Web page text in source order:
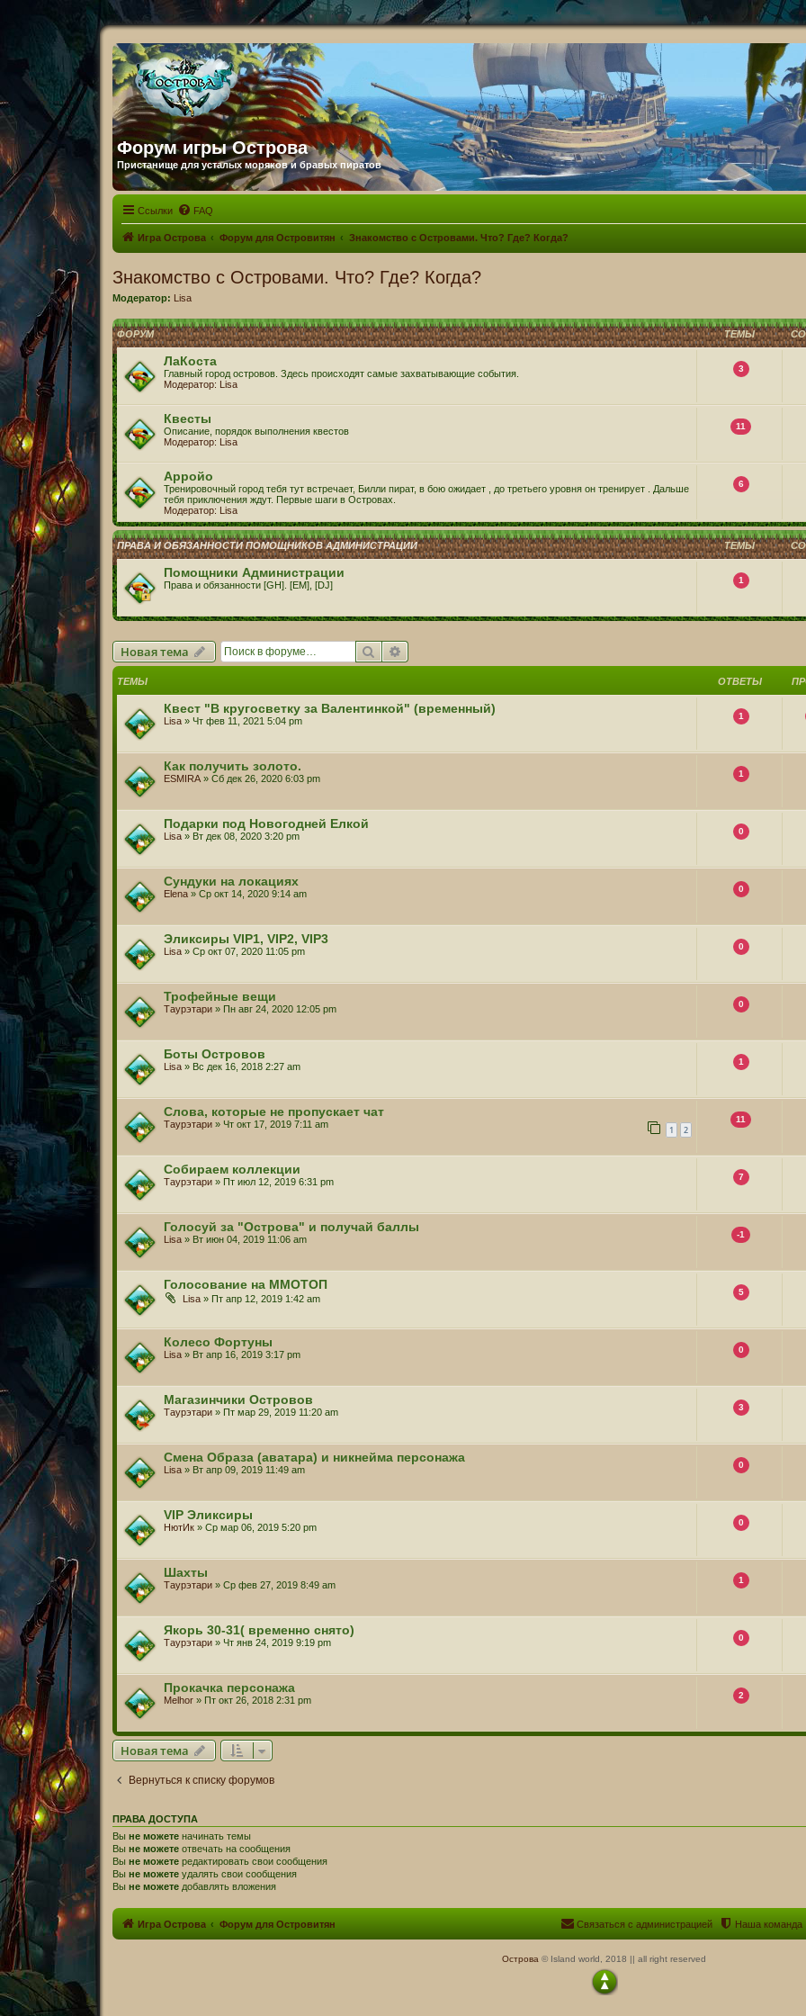
Форум игры Острова
Пристанище для усталых моряков и бравых пиратов
Ссылки FAQ
Игра Острова Форум для Островитян Знакомство с Островами. Что? Где? Когда?
Знакомство с Островами. Что? Где? Когда?
Модератор: Lisa
ФОРУМ ТЕМЫ
ЛаКоста
Главный город островов. Здесь происходят самые захватывающие события.
Модератор: Lisa
3
Квесты
Описание, порядок выполнения квестов
Модератор: Lisa
11
Арройо
Тренировочный город тебя тут встречает, Билли пират, в бою ожидает , до третьего уровня он тренирует . Дальше
тебя приключения ждут. Первые шаги в Островах.
Модератор: Lisa
6
ПРАВА И ОБЯЗАННОСТИ ПОМОЩНИКОВ АДМИНИСТРАЦИИ ТЕМЫ
Помощники Администрации
Права и обязанности [GH]. [EM], [DJ] 1
Новая тема Поиск
ТЕМЫ ОТВЕТЫ
Квест "В кругосветку за Валентинкой" (временный)
Lisa» Чт фев 11, 2021 5:04 pm 1
Как получить золото.
ESMIRA» Сб дек 26, 2020 6:03 pm 1
Подарки под Новогодней Елкой
Lisa» Вт дек 08, 2020 3:20 pm 0
Сундуки на локациях
Elena» Ср окт 14, 2020 9:14 am 0
Эликсиры VIP1, VIP2, VIP3
Lisa» Ср окт 07, 2020 11:05 pm 0
Трофейные вещи
Таурэтари» Пн авг 24, 2020 12:05 pm 0
Боты Островов
Lisa» Вс дек 16, 2018 2:27 am 1
Слова, которые не пропускает чат
Таурэтари» Чт окт 17, 2019 7:11 am 1 2
11
Собираем коллекции
Таурэтари» Пт июл 12, 2019 6:31 pm 7
Голосуй за "Острова" и получай баллы
Lisa» Вт июн 04, 2019 11:06 am -1
Голосование на ММОТОП
Lisa» Пт апр 12, 2019 1:42 am
5
Колесо Фортуны
Lisa» Вт апр 16, 2019 3:17 pm 0
Магазинчики Островов
Таурэтари» Пт мар 29, 2019 11:20 am 3
Смена Образа (аватара) и никнейма персонажа
Lisa» Вт апр 09, 2019 11:49 am 0
VIP Эликсиры
НютИк» Ср мар 06, 2019 5:20 pm 0
Шахты
Таурэтари» Ср фев 27, 2019 8:49 am 1
Якорь 30-31( временно снято)
Таурэтари» Чт янв 24, 2019 9:19 pm 0
Прокачка персонажа
Melhor» Пт окт 26, 2018 2:31 pm 2
Новая тема
Вернуться к списку форумов
ПРАВА ДОСТУПА
Вы не можетеначинать темы
Вы не можетеотвечать на сообщения
Вы не можетередактировать свои сообщения
Вы не можетеудалять свои сообщения
Вы не можетедобавлять вложения
Игра Острова Форум для Островитян Наша команда
Связаться с администрацией
Острова © Island world, 2018 || all right reserved